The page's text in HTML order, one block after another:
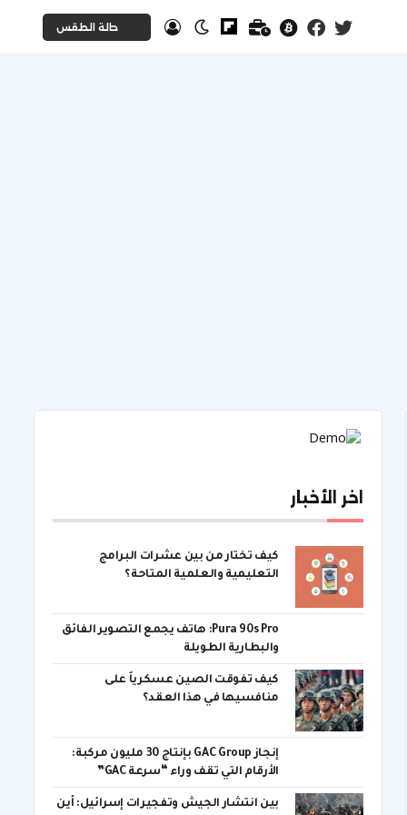
حالة الطقس
اخر الأخبار
كيف تختار من بين عشرات البرامج
التعليمية والعلمية المتاحة؟
Pura 90s Pro: هاتف يجمع التصوير الفائق
والبطارية الطويلة
كيف تفوقت الصين عسكرياً على
منافسيها في هذا العقد؟
إنجاز GAC Group بإنتاج 30 مليون مركبة:
الأرقام التي تقف وراء “سرعة GAC”
بين انتشار الجيش وتفجيرات إسرائيل: أين